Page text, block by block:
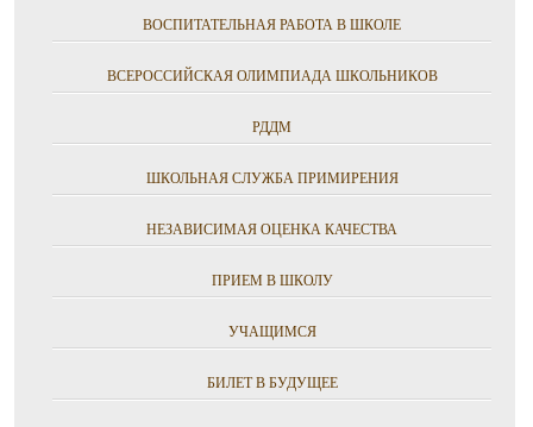
ВОСПИТАТЕЛЬНАЯ РАБОТА В ШКОЛЕ
ВСЕРОССИЙСКАЯ ОЛИМПИАДА ШКОЛЬНИКОВ
РДДМ
ШКОЛЬНАЯ СЛУЖБА ПРИМИРЕНИЯ
НЕЗАВИСИМАЯ ОЦЕНКА КАЧЕСТВА
ПРИЕМ В ШКОЛУ
УЧАЩИМСЯ
БИЛЕТ В БУДУЩЕЕ